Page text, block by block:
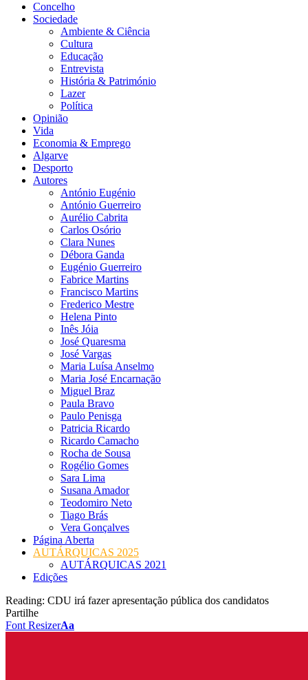
Concelho
Sociedade
Ambiente & Ciência
Cultura
Educação
Entrevista
História & Património
Lazer
Política
Opinião
Vida
Economia & Emprego
Algarve
Desporto
Autores
António Eugénio
António Guerreiro
Aurélio Cabrita
Carlos Osório
Clara Nunes
Débora Ganda
Eugénio Guerreiro
Fabrice Martins
Francisco Martins
Frederico Mestre
Helena Pinto
Inês Jóia
José Quaresma
José Vargas
Maria Luísa Anselmo
Maria José Encarnação
Miguel Braz
Paula Bravo
Paulo Penisga
Patricia Ricardo
Ricardo Camacho
Rocha de Sousa
Rogélio Gomes
Sara Lima
Susana Amador
Teodomiro Neto
Tiago Brás
Vera Gonçalves
Página Aberta
AUTÁRQUICAS 2025
AUTÁRQUICAS 2021
Edições
Reading: CDU irá fazer apresentação pública dos candidatos
Partilhe
Font ResizerAa